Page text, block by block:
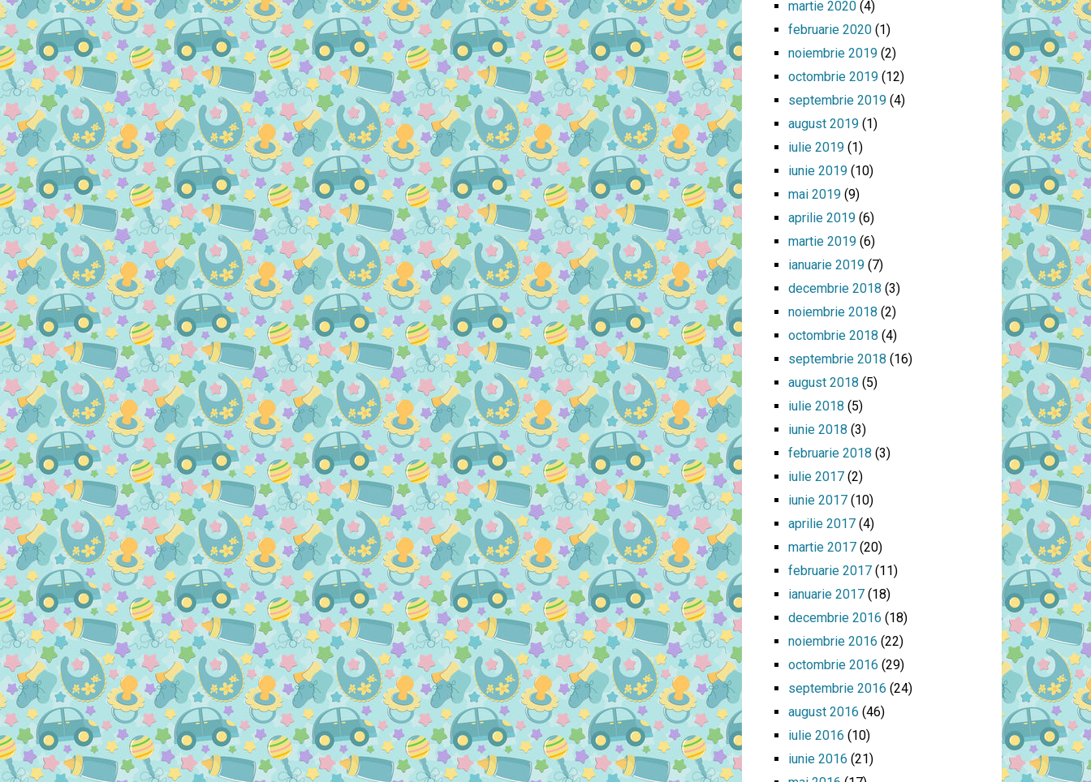
martie 2020 (4)
februarie 2020 (1)
noiembrie 2019 (2)
octombrie 2019 (12)
septembrie 2019 (4)
august 2019 (1)
iulie 2019 (1)
iunie 2019 (10)
mai 2019 (9)
aprilie 2019 (6)
martie 2019 (6)
ianuarie 2019 (7)
decembrie 2018 (3)
noiembrie 2018 (2)
octombrie 2018 (4)
septembrie 2018 (16)
august 2018 (5)
iulie 2018 (5)
iunie 2018 (3)
februarie 2018 (3)
iulie 2017 (2)
iunie 2017 (10)
aprilie 2017 (4)
martie 2017 (20)
februarie 2017 (11)
ianuarie 2017 (18)
decembrie 2016 (18)
noiembrie 2016 (22)
octombrie 2016 (29)
septembrie 2016 (24)
august 2016 (46)
iulie 2016 (10)
iunie 2016 (21)